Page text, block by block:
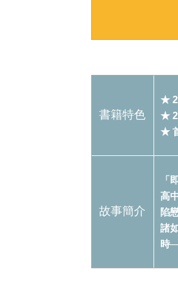
書籍特色
★
★
★
故事簡介
「
高
陷
諸
時